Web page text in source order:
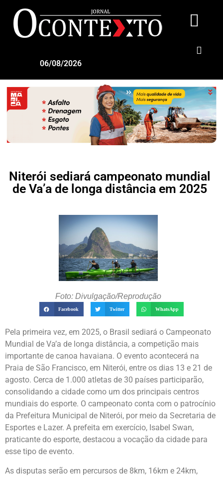
06/08/2026
Niterói sediará campeonato mundial
de Va’a de longa distância em 2025
Foto: Divulgação/Reprodução
Facebook Twitter WhatsApp
Pela primeira vez, em 2025, o Brasil sediará o Campeonato
Mundial de Va’a de longa distância, a competição mais
importante de canoa havaiana. O evento acontecerá na
Praia de São Francisco, em Niterói, entre os dias 13 e 21 de
agosto. Cerca de 1.000 atletas de 30 países participarão,
consolidando a cidade como um dos principais centros
mundiais do esporte. O campeonato conta com o patrocínio
da Prefeitura Municipal de Niterói, por meio da Secretaria de
Esportes e Lazer. A prefeita em exercício, Isabel Swan,
praticante do esporte, destacou a vocação da cidade para
esse tipo de evento.
As disputas serão em percursos de 8km, 16km e 24km,